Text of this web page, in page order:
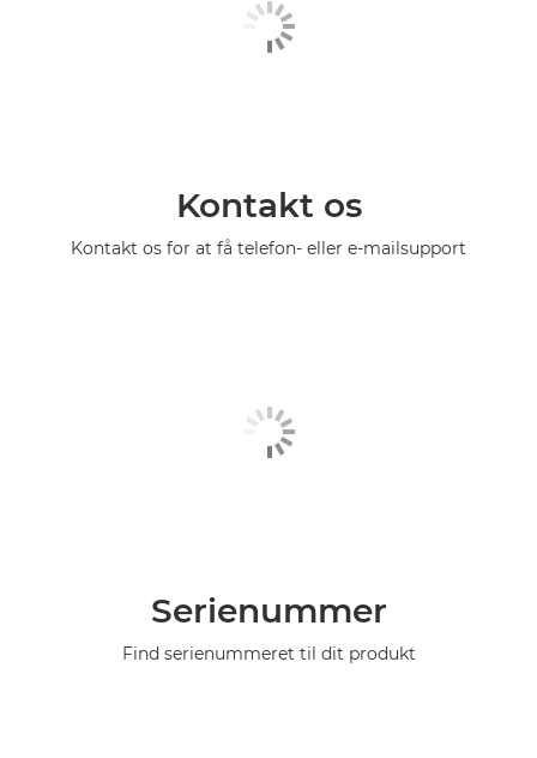
Kontakt os
Kontakt os for at få telefon- eller e-mailsupport
Serienummer
Find serienummeret til dit produkt